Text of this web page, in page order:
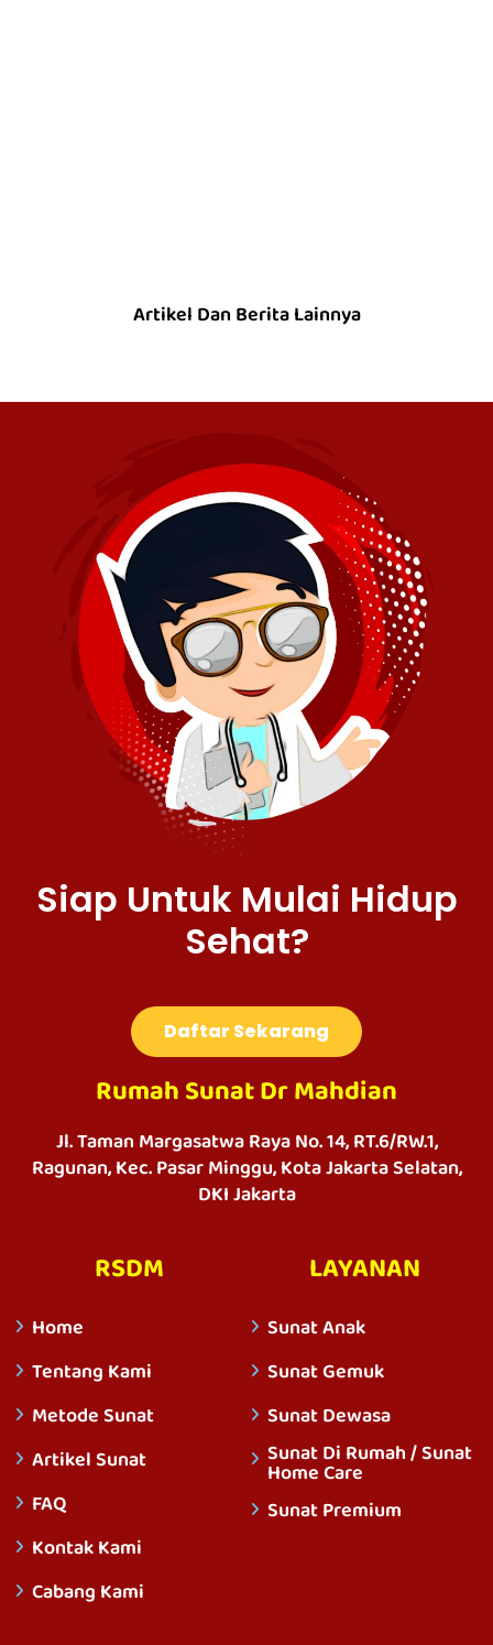
Artikel Dan Berita Lainnya
Siap Untuk Mulai Hidup
Sehat?
Daftar Sekarang
Rumah Sunat Dr Mahdian
Jl. Taman Margasatwa Raya No. 14, RT.6/RW.1,
Ragunan, Kec. Pasar Minggu, Kota Jakarta Selatan,
DKI Jakarta
RSDM
Home
Tentang Kami
Metode Sunat
Artikel Sunat
FAQ
Kontak Kami
Cabang Kami
LAYANAN
Sunat Anak
Sunat Gemuk
Sunat Dewasa
Sunat Di Rumah / Sunat
Home Care
Sunat Premium